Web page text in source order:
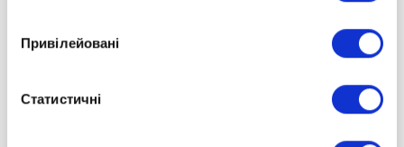
Привілейовані
Статистичні